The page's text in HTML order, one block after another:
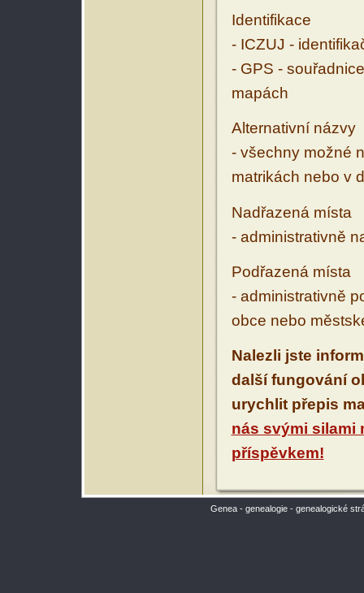
Identifikace
- ICZUJ -
- GPS -
mapách
Alternativní názvy
- všechny možné
matrikách nebo v
Nadřazená místa
- administrativně
Podřazená místa
- administrativně
obce nebo
Nalezli jste
další fungování
urychlit přepis
nás svými silami
příspěvkem!
Genea - genealogie - genealogické